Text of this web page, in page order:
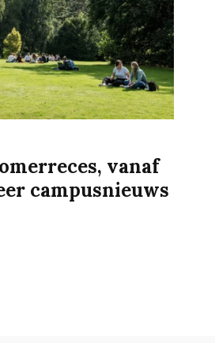
vanaf
campusnieuws